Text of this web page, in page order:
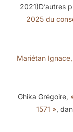
2021)D’autres
2025 du
Mariétan
Ghika Grégoire,
1571 »,